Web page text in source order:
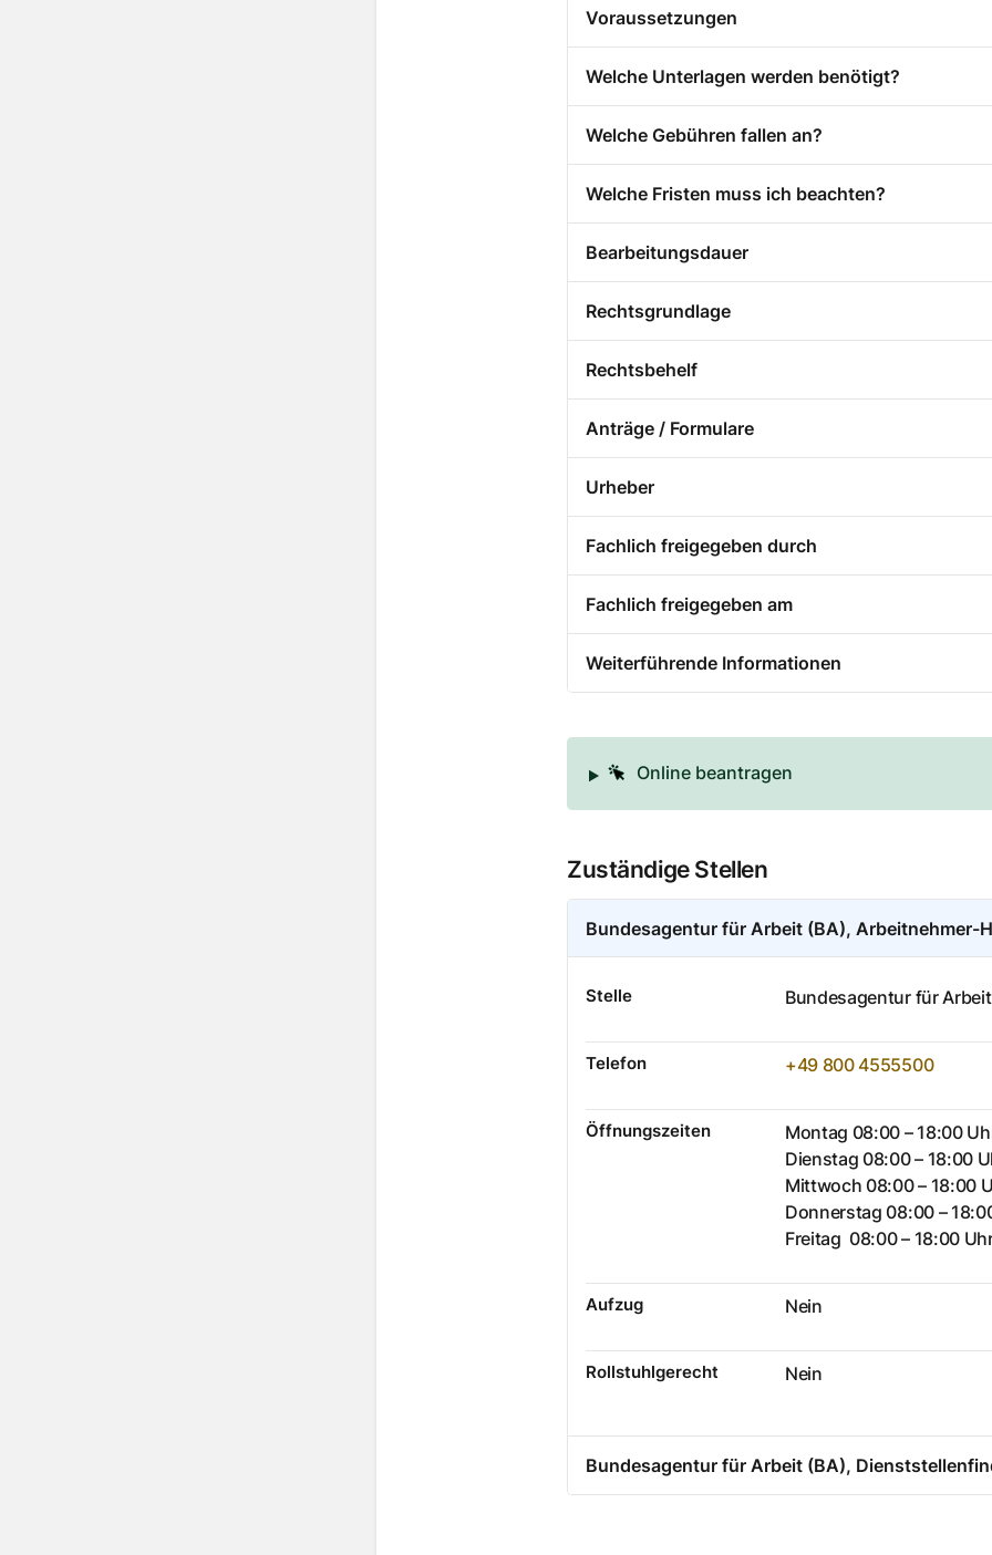
Voraussetzungen
Welche Unterlagen werden benötigt?
Welche Gebühren fallen an?
Welche Fristen muss ich beachten?
Bearbeitungsdauer
Rechtsgrundlage
Rechtsbehelf
Anträge / Formulare
Urheber
Fachlich freigegeben durch
Fachlich freigegeben am
Weiterführende Informationen
Online beantragen
Zuständige Stellen
Bundesagentur für Arbeit (BA), Arbeitnehmer-
Stelle Bundesagentur für
Telefon +49 800 4555500
Öffnungszeiten
Montag 08:00 – 18:00
Dienstag 08:00 – 18:00
Mittwoch 08:00 – 18:00
Donnerstag 08:00 –
Freitag 08:00 – 18:00
Aufzug Nein
Rollstuhlgerecht Nein
Bundesagentur für Arbeit (BA),